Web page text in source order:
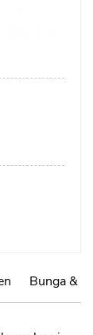
Bunga &